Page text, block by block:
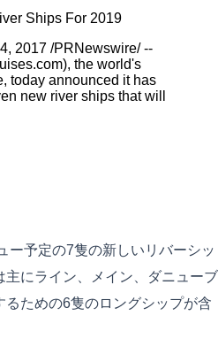
Ships For 2019
2017 /PRNewswire/ --
the world's
today announced it has
new river ships that will
ー予定の7隻の新しいリバーシッ
にライン、メイン、ダニューブ
るための6隻のロングシップが含